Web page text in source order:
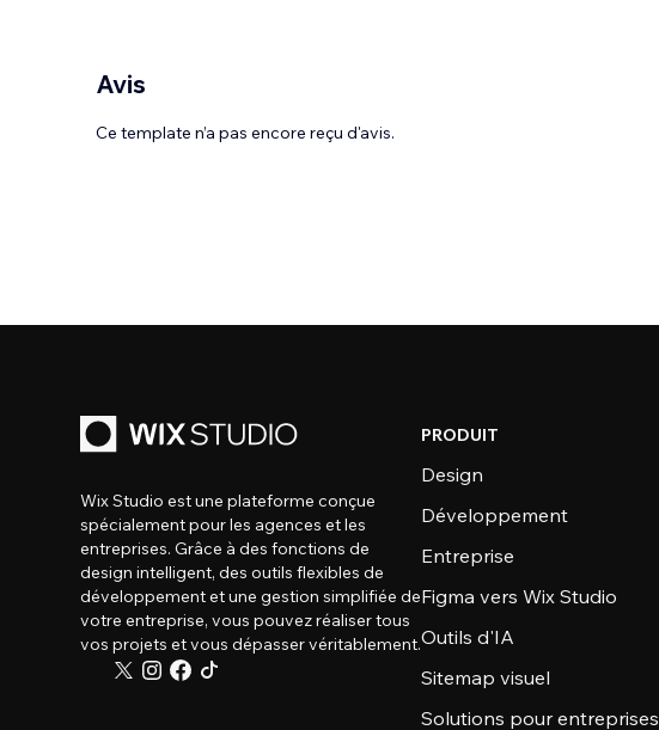
Avis
Ce template n’a pas encore reçu d'avis.
Wix Studio est une plateforme conçue
spécialement pour les agences et les
entreprises. Grâce à des fonctions de
design intelligent, des outils flexibles de
développement et une gestion simplifiée de
votre entreprise, vous pouvez réaliser tous
vos projets et vous dépasser véritablement.
PRODUIT
Design
Développement
Entreprise
Figma vers Wix Studio
Outils d'IA
Sitemap visuel
Solutions pour entreprises